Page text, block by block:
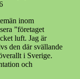
inom
”företaget
luft. Jag är
den där svällande
i Sverige.
och